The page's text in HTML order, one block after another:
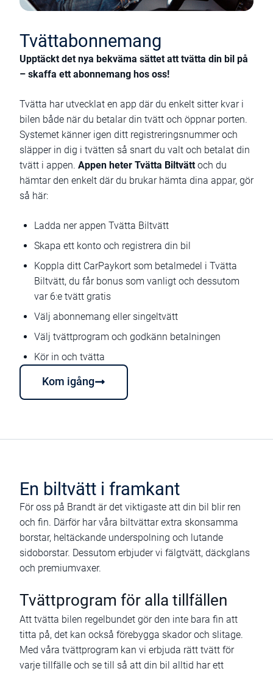
Tvättabonnemang
Upptäckt det nya bekväma sättet att tvätta din bil på
– skaffa ett abonnemang hos oss!
Tvätta har utvecklat en app där du enkelt sitter kvar i
bilen både när du betalar din tvätt och öppnar porten.
Systemet känner igen ditt registreringsnummer och
släpper in dig i tvätten så snart du valt och betalat din
tvätt i appen. Appen heter Tvätta Biltvättoch du
hämtar den enkelt där du brukar hämta dina appar, gör
så här:
Ladda ner appen Tvätta Biltvätt
Skapa ett konto och registrera din bil
Koppla ditt CarPaykort som betalmedel i Tvätta
Biltvätt, du får bonus som vanligt och dessutom
var 6:e tvätt gratis
Välj abonnemang eller singeltvätt
Välj tvättprogram och godkänn betalningen
Kör in och tvätta
Kom igång
En biltvätt i framkant
För oss på Brandt är det viktigaste att din bil blir ren
och fin. Därför har våra biltvättar extra skonsamma
borstar, heltäckande underspolning och lutande
sidoborstar. Dessutom erbjuder vi fälgtvätt, däckglans
och premiumvaxer.
Tvättprogram för alla tillfällen
Att tvätta bilen regelbundet gör den inte bara fin att
titta på, det kan också förebygga skador och slitage.
Med våra tvättprogram kan vi erbjuda rätt tvätt för
varje tillfälle och se till så att din bil alltid har ett